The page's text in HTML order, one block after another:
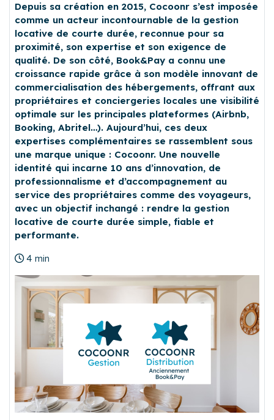
Depuis sa création en 2015, Cocoonr s’est imposée
comme un acteur incontournable de la gestion
locative de courte durée, reconnue pour sa
proximité, son expertise et son exigence de
qualité. De son côté, Book&Pay a connu une
croissance rapide grâce à son modèle innovant de
commercialisation des hébergements, offrant aux
propriétaires et conciergeries locales une visibilité
optimale sur les principales plateformes (Airbnb,
Booking, Abritel…). Aujourd’hui, ces deux
expertises complémentaires se rassemblent sous
une marque unique : Cocoonr. Une nouvelle
identité qui incarne 10 ans d’innovation, de
professionnalisme et d’accompagnement au
service des propriétaires comme des voyageurs,
avec un objectif inchangé : rendre la gestion
locative de courte durée simple, fiable et
performante.
4 min